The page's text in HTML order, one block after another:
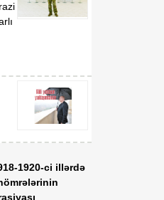
1920-ci illərdə